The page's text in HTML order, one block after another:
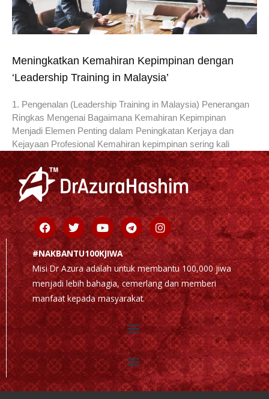
Meningkatkan Kemahiran Kepimpinan dengan
‘Leadership Training in Malaysia’
1. Pengenalan (Leadership Training in Malaysia) Penerangan
Ringkas Mengenai Bagaimana Kemahiran Kepimpinan
Menjadi Elemen Penting dalam Peningkatan Kerjaya dan
Kejayaan Profesional Kemahiran kepimpinan sering kali
Facebook
TwitterYoutubeTelegramInstagram
#NAKBANTU100KJIWA
Misi Dr Azura adalah untuk membantu 100,000 jiwa
menjadi lebih bahagia, cemerlang dan memberi
manfaat kepada masyarakat.